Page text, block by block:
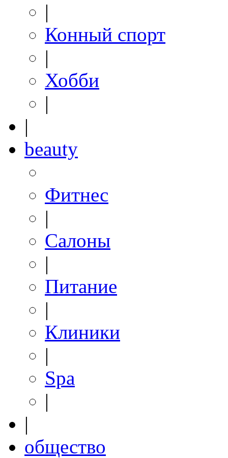
|
Конный спорт
|
Хобби
|
|
beauty
Фитнес
|
Салоны
|
Питание
|
Клиники
|
Spa
|
|
общество